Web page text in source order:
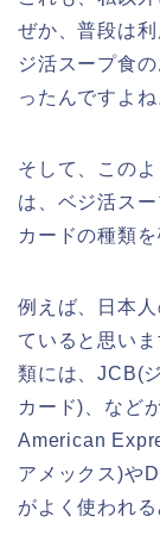
ぜか、普段は
ジ活スープ食
ったんですよね
そして、この
は、ベジ活ス
カードの種類
例えば、日本
ていると思い
類には、JCB(
カード)、など
American
アメックス)や
がよく使われる